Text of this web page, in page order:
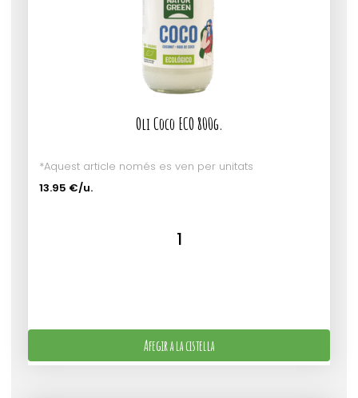
Oli Coco ECO 800g.
*Aquest article només es ven per unitats
13.95 €/u.
Afegir a la cistella